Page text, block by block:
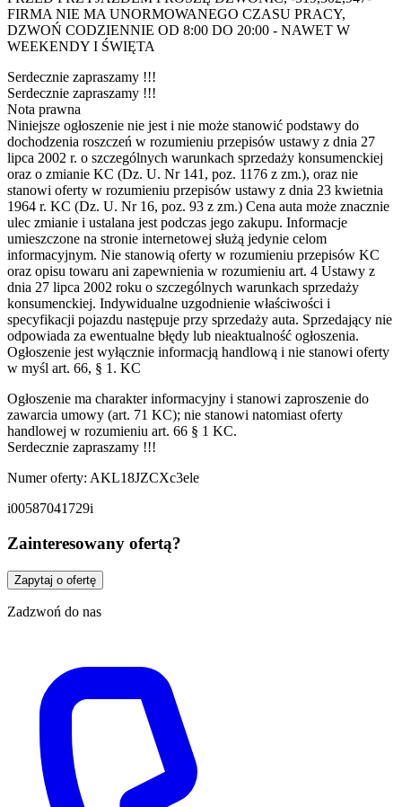
FIRMA NIE MA UNORMOWANEGO CZASU PRACY,
DZWOŃ CODZIENNIE OD 8:00 DO 20:00 - NAWET W
WEEKENDY I ŚWIĘTA
Serdecznie zapraszamy !!!
Serdecznie zapraszamy !!!
Nota prawna
Niniejsze ogłoszenie nie jest i nie może stanowić podstawy do
dochodzenia roszczeń w rozumieniu przepisów ustawy z dnia 27
lipca 2002 r. o szczególnych warunkach sprzedaży konsumenckiej
oraz o zmianie KC (Dz. U. Nr 141, poz. 1176 z zm.), oraz nie
stanowi oferty w rozumieniu przepisów ustawy z dnia 23 kwietnia
1964 r. KC (Dz. U. Nr 16, poz. 93 z zm.) Cena auta może znacznie
ulec zmianie i ustalana jest podczas jego zakupu. Informacje
umieszczone na stronie internetowej służą jedynie celom
informacyjnym. Nie stanowią oferty w rozumieniu przepisów KC
oraz opisu towaru ani zapewnienia w rozumieniu art. 4 Ustawy z
dnia 27 lipca 2002 roku o szczególnych warunkach sprzedaży
konsumenckiej. Indywidualne uzgodnienie właściwości i
specyfikacji pojazdu następuje przy sprzedaży auta. Sprzedający nie
odpowiada za ewentualne błędy lub nieaktualność ogłoszenia.
Ogłoszenie jest wyłącznie informacją handlową i nie stanowi oferty
w myśl art. 66, § 1. KC
Ogłoszenie ma charakter informacyjny i stanowi zaproszenie do
zawarcia umowy (art. 71 KC); nie stanowi natomiast oferty
handlowej w rozumieniu art. 66 § 1 KC.
Serdecznie zapraszamy !!!
Numer oferty: AKL18JZCXc3ele
i00587041729i
Zainteresowany ofertą?
Zapytaj o ofertę
Zadzwoń do nas